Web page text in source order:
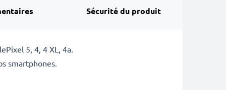
Sécurité du produit
5, 4, 4 XL, 4a.
smartphones.